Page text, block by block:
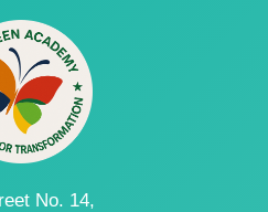
No. 14,